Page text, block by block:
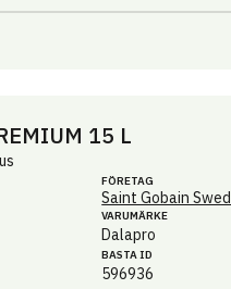
15 L
FÖRETAG
Saint Gobain
VARUMÄRKE
Dalapro
BASTA ID
596936